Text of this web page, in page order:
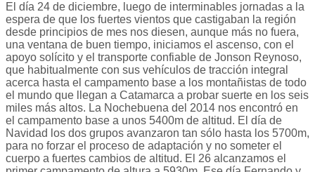
El día 24 de diciembre, luego de interminables jornadas a la
espera de que los fuertes vientos que castigaban la región
desde principios de mes nos diesen, aunque más no fuera,
una ventana de buen tiempo, iniciamos el ascenso, con el
apoyo solícito y el transporte confiable de Jonson Reynoso,
que habitualmente con sus vehículos de tracción integral
acerca hasta el campamento base a los montañistas de todo
el mundo que llegan a Catamarca a probar suerte en los seis
miles más altos. La Nochebuena del 2014 nos encontró en
el campamento base a unos 5400m de altitud. El día de
Navidad los dos grupos avanzaron tan sólo hasta los 5700m,
para no forzar el proceso de adaptación y no someter el
cuerpo a fuertes cambios de altitud. El 26 alcanzamos el